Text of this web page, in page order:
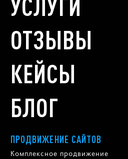
ОТЗЫВЫ
КЕЙСЫ
БЛОГ
ПРОДВИЖЕНИЕ САЙТОВ
Комплексное продвижение